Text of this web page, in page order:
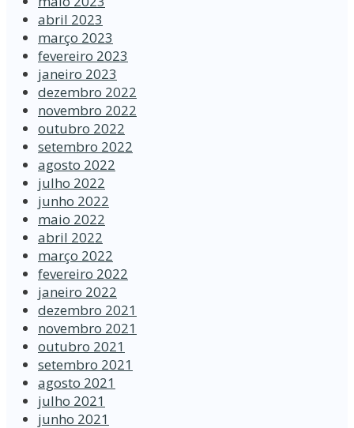
abril 2023
março 2023
fevereiro 2023
janeiro 2023
dezembro 2022
novembro 2022
outubro 2022
setembro 2022
agosto 2022
julho 2022
junho 2022
maio 2022
abril 2022
março 2022
fevereiro 2022
janeiro 2022
dezembro 2021
novembro 2021
outubro 2021
setembro 2021
agosto 2021
julho 2021
junho 2021